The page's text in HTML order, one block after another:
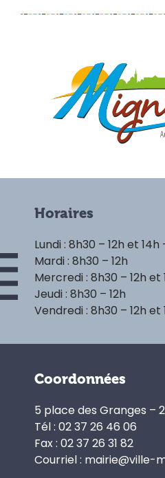
Horaires
Lundi : 8h30 – 12h et 14h
Mardi : 8h30 – 12h
Mercredi : 8h30 – 12h et
Jeudi : 8h30 – 12h
Vendredi : 8h30 – 12h et
Coordonnées
5 place des Granges –
Tél : 02 37 26 46 06
Fax : 02 37 26 31 82
Courriel : mairie@ville-